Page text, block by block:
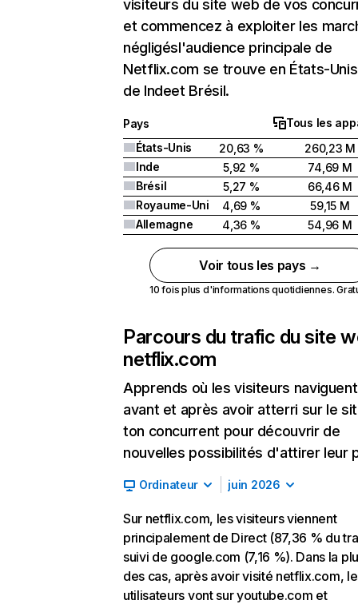
visiteurs du site web de vos
et commencez à exploiter les
négligésl'audience principale de
Netflix.com se trouve en États-
de Indeet Brésil.
Pays
Tous les
États-Unis
20,63 %
260,23 M
Inde
5,92 %
74,69 M
Brésil
5,27 %
66,46 M
Royaume-Uni
4,69 %
59,15 M
Allemagne
4,36 % 54,96 M
Voir tous les pays →
10 fois plus d'informations quotidiennes.
Parcours du trafic du site
netflix.com
Apprends où les visiteurs naviguent
avant et après avoir atterri sur le
ton concurrent pour découvrir de
nouvelles possibilités d'attirer leur
Ordinateur juin 2026
Sur netflix.com, les visiteurs viennent
principalement de Direct (87,36 % du
suivi de google.com (7,16 %). Dans la
des cas, après avoir visité netflix.com,
utilisateurs vont sur youtube.com et